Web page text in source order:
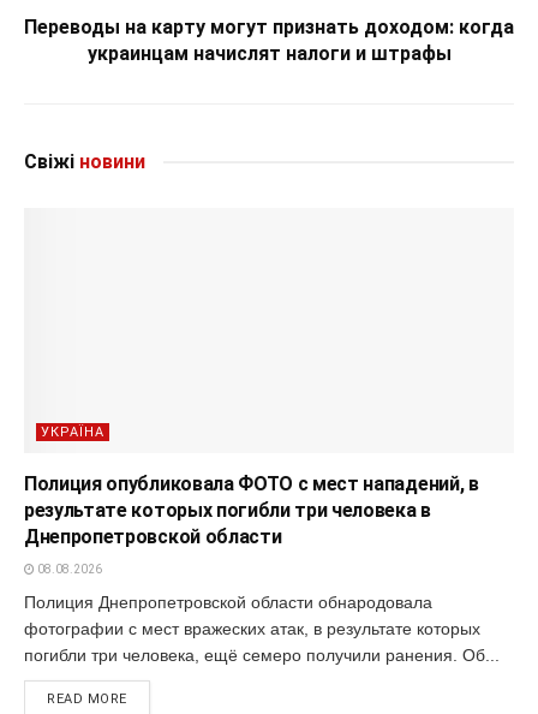
Переводы на карту могут признать доходом: когда
украинцам начислят налоги и штрафы
Свіжі новини
УКРАЇНА
Полиция опубликовала ФОТО с мест нападений, в
результате которых погибли три человека в
Днепропетровской области
08.08.2026
Полиция Днепропетровской области обнародовала
фотографии с мест вражеских атак, в результате которых
погибли три человека, ещё семеро получили ранения. Об...
READ MORE